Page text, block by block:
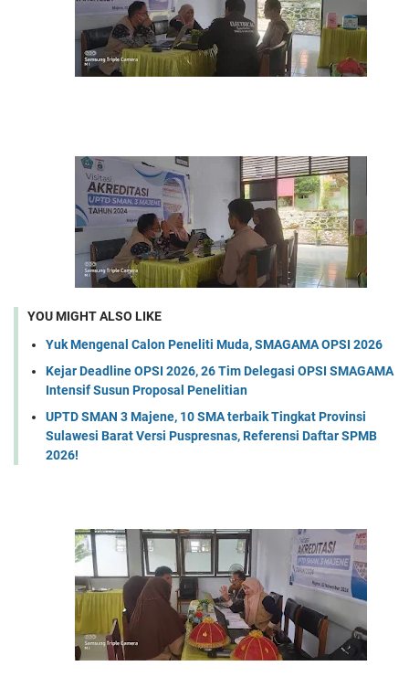
YOU MIGHT ALSO LIKE
Yuk Mengenal Calon Peneliti Muda, SMAGAMA OPSI 2026
Kejar Deadline OPSI 2026, 26 Tim Delegasi OPSI SMAGAMA
Intensif Susun Proposal Penelitian
UPTD SMAN 3 Majene, 10 SMA terbaik Tingkat Provinsi
Sulawesi Barat Versi Puspresnas, Referensi Daftar SPMB
2026!